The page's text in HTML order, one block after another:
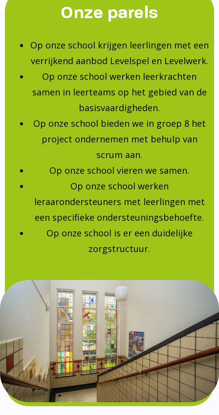
Onze parels
Op onze school krijgen leerlingen met een
verrijkend aanbod Levelspel en Levelwerk.
Op onze school werken leerkrachten
samen in leerteams op het gebied van de
basisvaardigheden.
Op onze school bieden we in groep 8 het
project ondernemen met behulp van
scrum aan.
Op onze school vieren we samen.
Op onze school werken
leraarondersteuners met leerlingen met
een specifieke ondersteuningsbehoefte.
Op onze school is er een duidelijke
zorgstructuur.